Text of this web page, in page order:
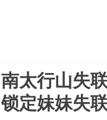
南太行山失
锁定妹妹失